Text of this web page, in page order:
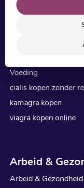
Trainingsrooster
Voeding
cialis kopen zonder
kamagra kopen
viagra kopen online
Arbeid &
Arbeid & Gezondheid